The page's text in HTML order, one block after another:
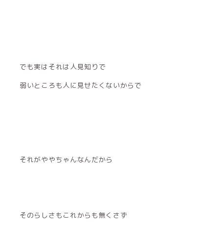
でも実はそれは人見知りで
弱いところも人に見せたくないからで
それがややちゃんなんだから
そのらしさもこれからも無くさず